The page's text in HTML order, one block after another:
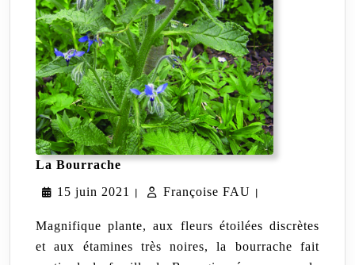
La BourracheLa
15 juin 2021
15
2021
| Françoise FAU Françoise
|
Magnifique plante, aux fleurs étoilées discrètes
et aux étamines très noires, la bourrache fait